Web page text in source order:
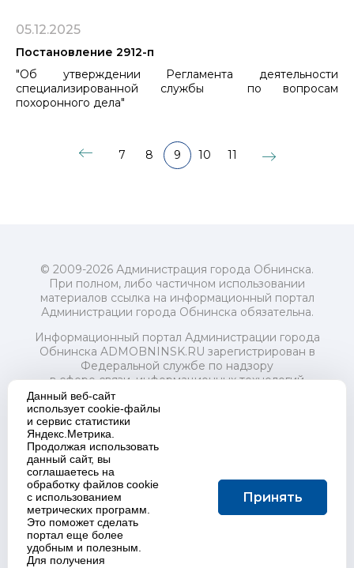
05.12.2025
Постановление 2912-п
"Об утверждении Регламента деятельности
специализированной службы по вопросам
похоронного дела"
7 8 9 10 11
© 2009-2026 Администрация города Обнинска.
При полном, либо частичном использовании
материалов ссылка на информационный портал
Администрации города Обнинска обязательна.
Информационный портал Администрации города
Обнинска ADMOBNINSK.RU зарегистрирован в
Федеральной службе по надзору
в сфере связи, информационных технологий
и массовых коммуникаций (Роскомнадзор) 24 июля
2018 года.
Свидетельство о регистрации Эл № ФС77-73321
Учредитель: Администрация (исполнительно-
распорядительный орган) городского округа "Город
Обнинск". Главный редактор: Байкова Е.А.
Адрес электронной почты Редакции:
redactor@admobninsk.ru
Телефон Редакции: +7 (484) 395-85-85
Настоящий ресурс содержит материалы 18+
Политика в отношении обработки персональных
Данный веб-сайт
использует cookie-файлы
и сервис статистики
Яндекс.Метрика.
Продолжая использовать
данный сайт, вы
соглашаетесь на
обработку файлов cookie
с использованием
метрических программ.
Это поможет сделать
портал еще более
удобным и полезным.
Для получения
Принять